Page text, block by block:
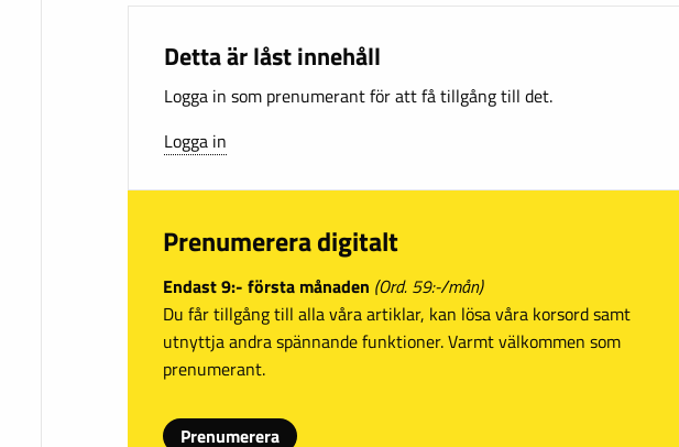
Detta är låst innehåll
Logga in som prenumerant för att få tillgång till det.
Logga in
Prenumerera digitalt
Endast 9:- första månaden (Ord. 59:-/mån)
Du får tillgång till alla våra artiklar, kan lösa våra korsord samt
utnyttja andra spännande funktioner. Varmt välkommen som
prenumerant.
Prenumerera